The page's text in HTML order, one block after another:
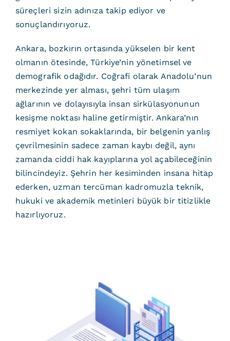
süreçleri sizin adınıza takip ediyor ve
sonuçlandırıyoruz.
Ankara, bozkırın ortasında yükselen bir kent
olmanın ötesinde, Türkiye’nin yönetimsel ve
demografik odağıdır. Coğrafi olarak Anadolu’nun
merkezinde yer alması, şehri tüm ulaşım
ağlarının ve dolayısıyla insan sirkülasyonunun
kesişme noktası haline getirmiştir. Ankara’nın
resmiyet kokan sokaklarında, bir belgenin yanlış
çevrilmesinin sadece zaman kaybı değil, aynı
zamanda ciddi hak kayıplarına yol açabileceğinin
bilincindeyiz. Şehrin her kesiminden insana hitap
ederken, uzman tercüman kadromuzla teknik,
hukuki ve akademik metinleri büyük bir titizlikle
hazırlıyoruz.